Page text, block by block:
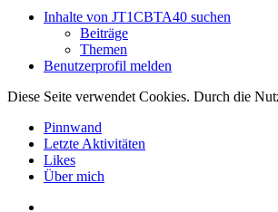
Inhalte von JT1CBTA40 suchen
Beiträge
Themen
Benutzerprofil melden
Diese Seite verwendet Cookies. Durch die
Pinnwand
Letzte Aktivitäten
Likes
Über mich